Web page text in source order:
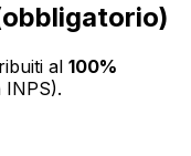
al 100%
INPS).